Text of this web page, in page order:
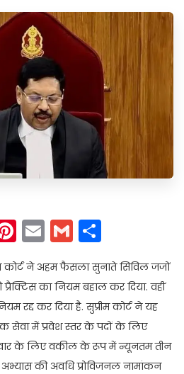
Pinterest
EmailGmail
कोर्ट ने अहम फैसला सुनाते सिविल जजों
का नियम बहाल कर दिया. वहीं
रद्द कर दिया है. सुप्रीम कोर्ट ने यह
सेवा में प्रवेश स्तर के पदों के लिए
के लिए वकील के रूप में न्यूनतम तीन
की अवधि प्रोविजनल नामांकन